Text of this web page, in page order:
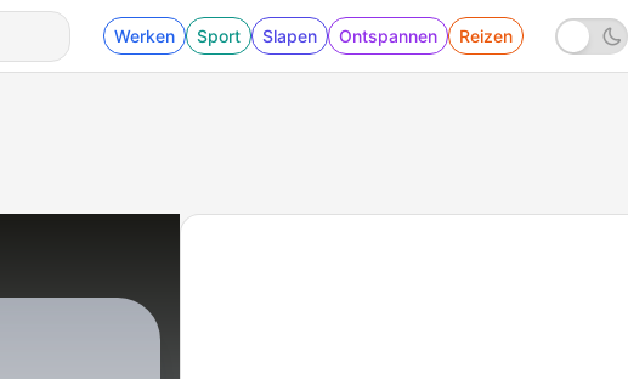
Werken Sport Slapen Ontspannen Reizen